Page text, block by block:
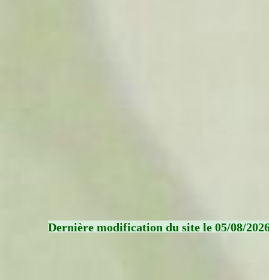
Dernière modification du site le 05/08/